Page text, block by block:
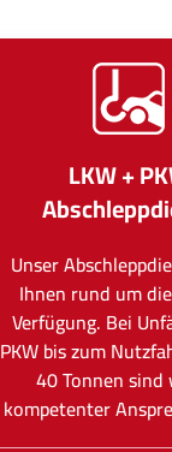
LKW +
Unser
Ihnen rund um
Verfügung. Bei
PKW bis zum
40 Tonnen
kompetenter